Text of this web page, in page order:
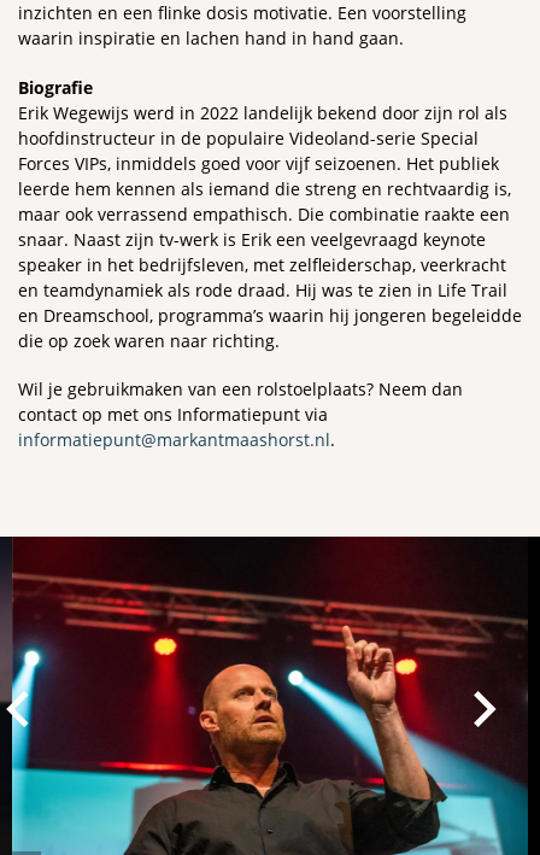
inzichten en een flinke dosis motivatie. Een voorstelling
waarin inspiratie en lachen hand in hand gaan.
Biografie
Erik Wegewijs werd in 2022 landelijk bekend door zijn rol als
hoofdinstructeur in de populaire Videoland-serie Special
Forces VIPs, inmiddels goed voor vijf seizoenen. Het publiek
leerde hem kennen als iemand die streng en rechtvaardig is,
maar ook verrassend empathisch. Die combinatie raakte een
snaar. Naast zijn tv-werk is Erik een veelgevraagd keynote
speaker in het bedrijfsleven, met zelfleiderschap, veerkracht
en teamdynamiek als rode draad. Hij was te zien in Life Trail
en Dreamschool, programma’s waarin hij jongeren begeleidde
die op zoek waren naar richting.
Wil je gebruikmaken van een rolstoelplaats? Neem dan
contact op met ons Informatiepunt via
informatiepunt@markantmaashorst.nl.